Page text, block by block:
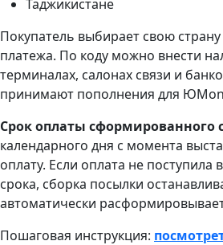
Таджикистане
Покупатель выбирает свою
платежа. По коду можно внести
терминалах, салонах связи и
принимают пополнения для
Срок оплаты сформированного
календарного дня с момента
оплату. Если оплата не поступила
срока, сборка посылки
автоматически
Пошаговая инструкция: